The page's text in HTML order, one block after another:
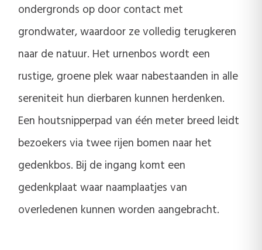
ondergronds op door contact met
grondwater, waardoor ze volledig terugkeren
naar de natuur. Het urnenbos wordt een
rustige, groene plek waar nabestaanden in alle
sereniteit hun dierbaren kunnen herdenken.
Een houtsnipperpad van één meter breed leidt
bezoekers via twee rijen bomen naar het
gedenkbos. Bij de ingang komt een
gedenkplaat waar naamplaatjes van
overledenen kunnen worden aangebracht.